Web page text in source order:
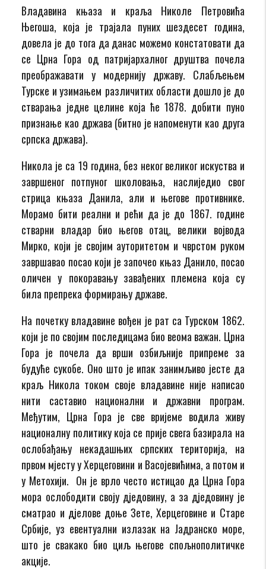
Владавина књаза и краља Николе Петровића
Његоша, која је трајала пуних шездесет година,
довела је до тога да данас можемо констатовати да
се Црна Гора од патријархалног друштва почела
преображавати у модернију државу. Слабљењем
Турске и узимањем различитих области дошло је до
стварања једне целине која ће 1878. добити пуно
признање као држава (битно је напоменути као друга
српска држава).
Никола је са 19 година, без неког великог искуства и
завршеног потпуног школовања, наслиједио свог
стрица књаза Данила, али и његове противнике.
Морамо бити реални и рећи да је до 1867. године
стварни владар био његов отац, велики војвода
Мирко, који је својим ауторитетом и чврстом руком
завршавао посао који је започео књаз Данило, посао
оличен у покоравању завађених племена која су
била препрека формирању државе.
На почетку владавине вођен је рат са Турском 1862.
који је по својим последицама био веома важан. Црна
Гора је почела да врши озбиљније припреме за
будуће сукобе. Оно што је ипак занимљиво јесте да
краљ Никола током своје владавине није написао
нити саставио национални и државни програм.
Међутим, Црна Гора је све вријеме водила живу
националну политику која се прије свега базирала на
ослобађању некадашњих српских територија, на
првом мјесту у Херцеговини и Васојевићима, а потом и
у Метохији. Он је врло често истицао да Црна Гора
мора ослободити своју дједовину, а за дједовину је
сматрао и дјелове доње Зете, Херцеговине и Старе
Србије, уз евентуални излазак на Јадранско море,
што је свакако био циљ његове спољнополитичке
акције.